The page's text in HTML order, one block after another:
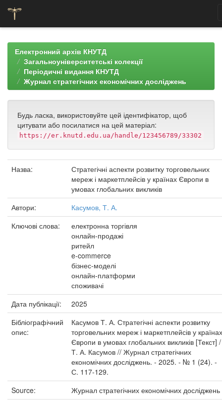
navigationЕлектронний архів КНУТД
Загальноуніверситетські колекції
Періодичні видання КНУТД
Журнал стратегічних економічних досліджень
Будь ласка, використовуйте цей ідентифікатор, щоб
цитувати або посилатися на цей матеріал:
https://er.knutd.edu.ua/handle/123456789/33302
Назва:
Стратегічні аспекти розвитку торговельних
мереж і маркетплейсів у країнах Європи в
умовах глобальних викликів
Автори:
Касумов, Т. А.
Ключові слова:
електронна торгівля
онлайн-продажі
ритейл
e-commerce
бізнес-моделі
онлайн-платформи
споживачі
Дата публікації:
2025
Бібліографічний
опис:
Касумов Т. А. Стратегічні аспекти розвитку
торговельних мереж і маркетплейсів у країнах
Європи в умовах глобальних викликів [Текст] /
Т. А. Касумов // Журнал стратегічних
економічних досліджень. - 2025. - № 1 (24). -
С. 117-129.
Source:
Журнал стратегічних економічних досліджень